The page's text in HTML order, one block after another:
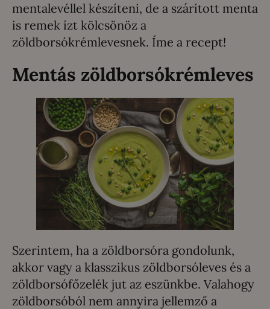
mentalevéllel készíteni, de a szárított menta
is remek ízt kölcsönöz a
zöldborsókrémlevesnek. Íme a recept!
Mentás zöldborsókrémleves
Szerintem, ha a zöldborsóra gondolunk,
akkor vagy a klasszikus zöldborsóleves és a
zöldborsófőzelék jut az eszünkbe. Valahogy
zöldborsóból nem annyira jellemző a